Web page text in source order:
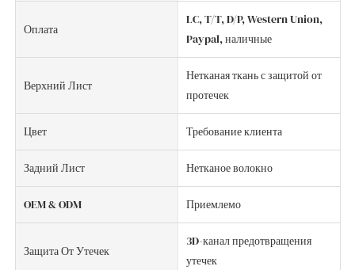
Оплата
LC, T/T, D/P, Western Union,
Paypal, наличные
Верхний Лист
Нетканая ткань с защитой от
протечек
Цвет Требование клиента
Задний Лист Нетканое волокно
OEM & ODM Приемлемо
Защита От Утечек
3D-канал предотвращения
утечек